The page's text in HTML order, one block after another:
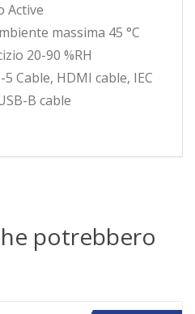
Active
massima 45 °C
20-90 %RH
Cable, HDMI cable, IEC
B cable
potrebbero